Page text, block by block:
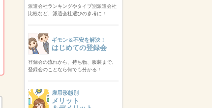
派遣会社ランキングやタイプ別派遣会社
比較など、派遣会社選びの参考に！
ギモン＆不安を解決！
はじめての登録会
登録会の流れから、持ち物、服装まで、
登録会のことなら何でも分かる！
雇用形態別
メリット